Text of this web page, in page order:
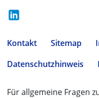
Kontakt Sitemap
Datenschutzhinweis
Für allgemeine Fragen